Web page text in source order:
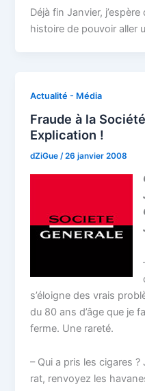
Déjà fin Janvier,
histoire de pouvoir aller
Actualité - Média
Fraude à la
Explication !
dZiGue/26 janvier 2008
s’éloigne des vrais
du 80 ans d’âge que je
ferme. Une rareté.
– Qui a pris les cigares
rat, renvoyez les